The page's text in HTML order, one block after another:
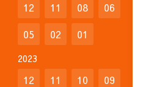
12 11 08
06
05
02 01
2023
12 11 10
09